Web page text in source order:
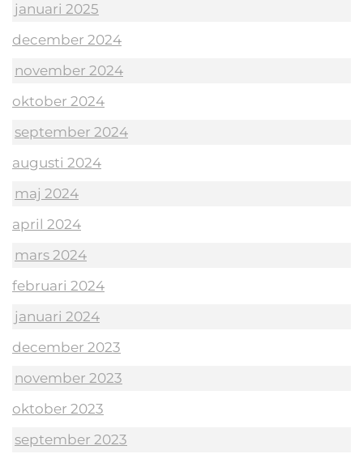
januari 2025
december 2024
november 2024
oktober 2024
september 2024
augusti 2024
maj 2024
april 2024
mars 2024
februari 2024
januari 2024
december 2023
november 2023
oktober 2023
september 2023